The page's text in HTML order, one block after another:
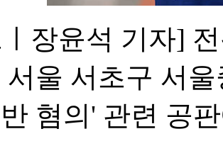
장윤석 기자]
서울 서초구 서
혐의' 관련 공